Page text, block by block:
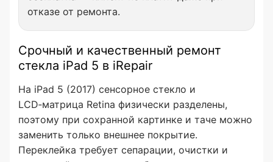
отказе от ремонта.
Срочный и качественный ремонт
стекла iPad 5 в iRepair
На iPad 5 (2017) сенсорное стекло и
LCD‑матрица Retina физически разделены,
поэтому при сохранной картинке и таче можно
заменить только внешнее покрытие.
Переклейка требует сепарации, очистки и